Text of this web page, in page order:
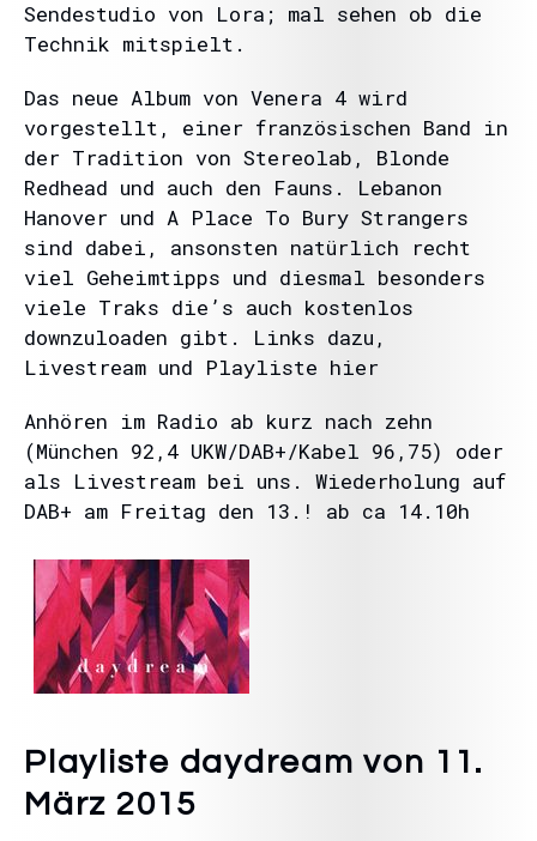
Sendestudio von Lora; mal sehen ob die
Technik mitspielt.
Das neue Album von Venera 4 wird
vorgestellt, einer französischen Band in
der Tradition von Stereolab, Blonde
Redhead und auch den Fauns. Lebanon
Hanover und A Place To Bury Strangers
sind dabei, ansonsten natürlich recht
viel Geheimtipps und diesmal besonders
viele Traks die’s auch kostenlos
downzuloaden gibt. Links dazu,
Livestream und Playliste hier
Anhören im Radio ab kurz nach zehn
(München 92,4 UKW/DAB+/Kabel 96,75) oder
als Livestream bei uns. Wiederholung auf
DAB+ am Freitag den 13.! ab ca 14.10h
Playliste daydream von 11.
März 2015